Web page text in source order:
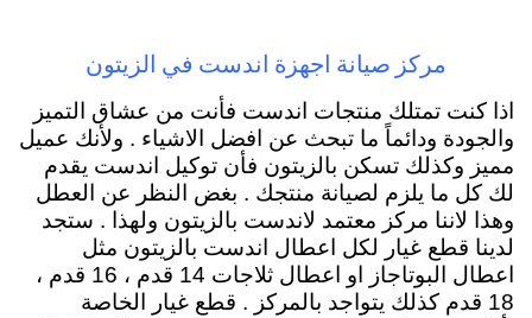
مركز صيانة اجهزة اندست في الزيتون
اذا كنت تمتلك منتجات اندست فأنت من عشاق التميز
والجودة ودائماً ما تبحث عن افضل الاشياء . ولأنك عميل
مميز وكذلك تسكن بالزيتون فأن توكيل اندست يقدم
لك كل ما يلزم لصيانة منتجك . بغض النظر عن العطل
وهذا لاننا مركز معتمد لاندست بالزيتون ولهذا . ستجد
لدينا قطع غيار لكل اعطال اندست بالزيتون مثل
اعطال البوتاجاز او اعطال ثلاجات 14 قدم ، 16 قدم ،
18 قدم كذلك يتواجد بالمركز . قطع غيار الخاصة